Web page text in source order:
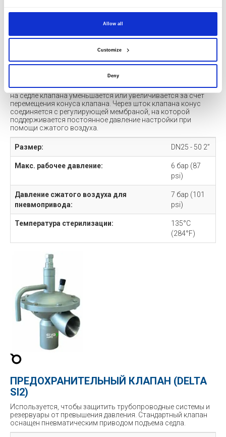
Allow all
Customize
Deny
КЛАПАН ПОСТОЯННОГО ДАВЛЕНИЯ
Для поддержания постоянного давления проходное сечение
на седле клапана уменьшается или увеличивается за счет
перемещения конуса клапана. Через шток клапана конус
соединяется с регулирующей мембраной, на которой
поддерживается постоянное давление настройки при
помощи сжатого воздуха.
Размер: DN25 - 50 2”
Макс. рабочее давление:
6 бар (87
psi)
Давление сжатого воздуха для
пневмопривода:
7 бар (101
psi)
Температура стерилизации:
135°C
(284°F)
ПРЕДОХРАНИТЕЛЬНЫЙ КЛАПАН (DELTA
SI2)
Используется, чтобы защитить трубопроводные системы и
резервуары от превышения давления. Стандартный клапан
оснащен пневматическим приводом подъема седла.